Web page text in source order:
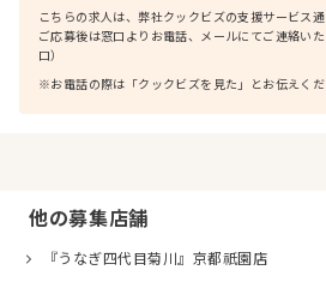
こちらの求人は、弊社クックビズの支援サービス通
ご応募後は窓口よりお電話、メールにてご連絡い
口）
※お電話の際は「クックビズを見た」とお伝えくだ
他の募集店舗
『うなぎ四代目菊川』京都祇園店